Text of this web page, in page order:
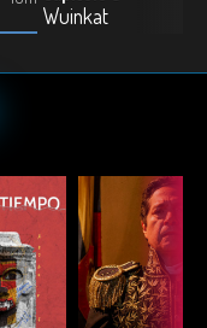
Wuinkat